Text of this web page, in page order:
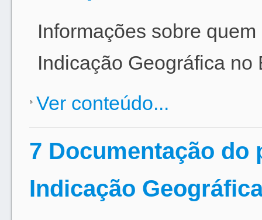
Informações sobre
Indicação Geográfica no
Ver conteúdo...
7 Documentação do
Indicação